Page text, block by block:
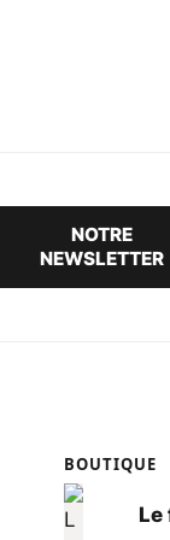
NOTRE
NEWSLETTER
BOUTIQUE
Le